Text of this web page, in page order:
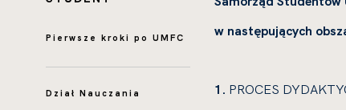
Pierwsze kroki po UMFC
Dział Nauczania
w następujących
1. PROCES